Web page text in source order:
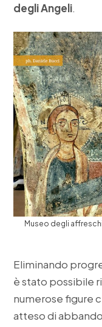
degli Angeli.
Museo degli
Eliminando
è stato possibile
numerose figure
atteso di